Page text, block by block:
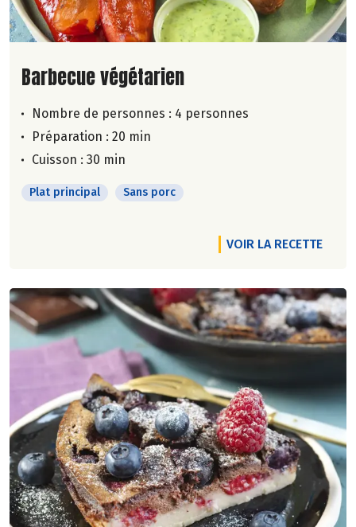
Lire la suite de la recette
Barbecue végétarien
Nombre de personnes : 4 personnes
Préparation : 20 min
Cuisson : 30 min
Plat principal Sans porc
VOIR LA RECETTE